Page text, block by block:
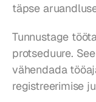
täpse
Tunnustage
protseduure.
vähendada
registreerimise